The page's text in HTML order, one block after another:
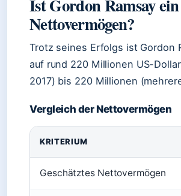
Ist Gordon Ramsay
Nettovermögen?
Trotz seines Erfolgs ist Gordon
auf rund 220 Millionen US-
2017) bis 220 Millionen
Vergleich der Nettovermögen
Vergleich Gordon Ramsay und
KRITERIUM
Geschätztes Nettovermögen